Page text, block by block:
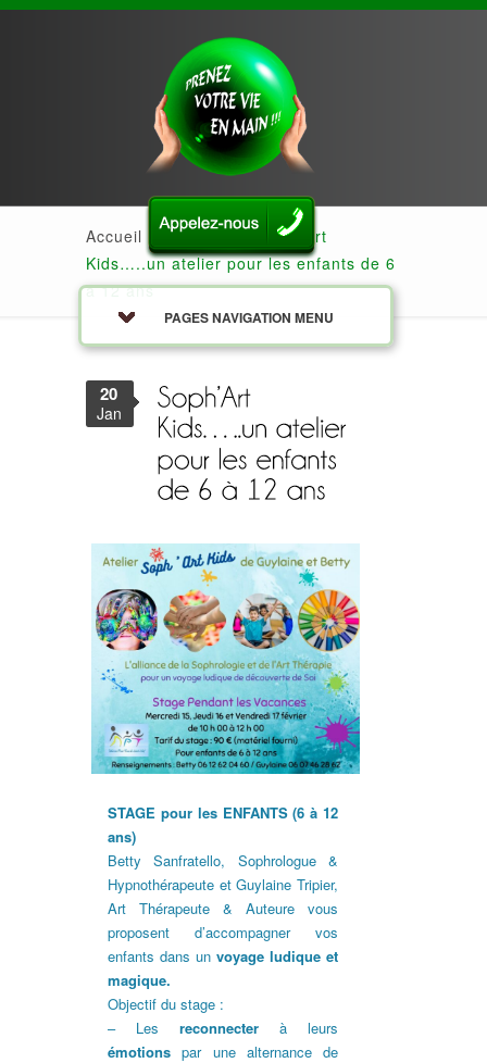
PAGES NAVIGATION MENU
Accueil » Actualités » Soph’Art
Kids…..un atelier pour les enfants de 6
à 12 ans
20
Jan
STAGE pour les ENFANTS (6 à 12
ans)
Betty Sanfratello, Sophrologue &
Hypnothérapeute et Guylaine Tripier,
Art Thérapeute & Auteure vous
proposent d’accompagner vos
enfants dans unvoyage ludique et
magique.
Objectif du stage :
– Lesreconnecterà leurs
émotionspar une alternance de